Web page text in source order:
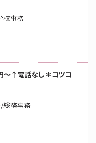
校事務
～↑電話なし＊コツコ
総務事務